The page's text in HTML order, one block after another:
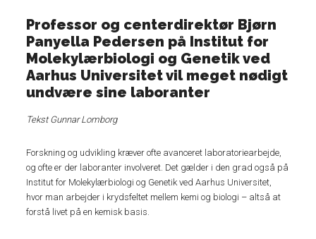
Professor og centerdirektør Bjørn
Panyella Pedersen på Institut for
Molekylærbiologi og Genetik ved
Aarhus Universitet vil meget nødigt
undvære sine laboranter
Tekst Gunnar Lomborg
Forskning og udvikling kræver ofte avanceret laboratoriearbejde,
og ofte er der laboranter involveret. Det gælder i den grad også på
Institut for Molekylærbiologi og Genetik ved Aarhus Universitet,
hvor man arbejder i krydsfeltet mellem kemi og biologi – altså at
forstå livet på en kemisk basis.